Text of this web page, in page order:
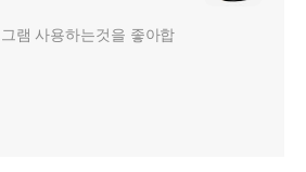
램 사용하는것을 좋아합